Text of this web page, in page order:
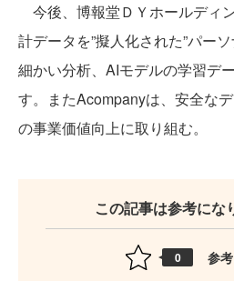
今後、博報堂ＤＹホールディ
計データを”擬人化された”パー
細かい分析、AIモデルの学習デ
す。またAcompanyは、安全な
の事業価値向上に取り組む。
この記事は参考にな
0 参